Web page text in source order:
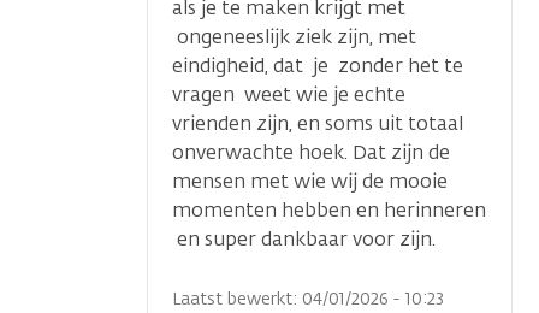
als je te maken krijgt met
ongeneeslijk ziek zijn, met
eindigheid, dat je zonder het te
vragen weet wie je echte
vrienden zijn, en soms uit totaal
onverwachte hoek. Dat zijn de
mensen met wie wij de mooie
momenten hebben en herinneren
en super dankbaar voor zijn.
Laatst bewerkt: 04/01/2026 - 10:23